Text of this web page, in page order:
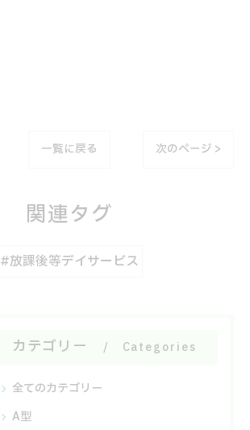
一覧に戻る 次のページ >
関連タグ
#放課後等デイサービス
カテゴリー Categories
全てのカテゴリー
A型